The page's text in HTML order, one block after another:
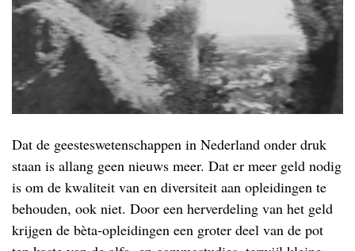
Dat de geesteswetenschappen in Nederland onder druk
staan is allang geen nieuws meer. Dat er meer geld nodig
is om de kwaliteit van en diversiteit aan opleidingen te
behouden, ook niet. Door een herverdeling van het geld
krijgen de bèta-opleidingen een groter deel van de pot